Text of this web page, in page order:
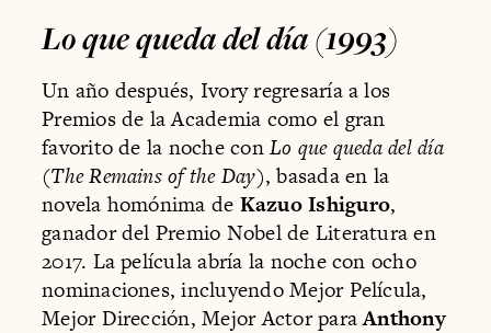
Lo que queda del día (1993)
Un año después, Ivory regresaría a los
Premios de la Academia como el gran
favorito de la noche conLo que queda del día
(The Remains of the Day), basada en la
novela homónima de Kazuo Ishiguro,
ganador del Premio Nobel de Literatura en
2017. La película abría la noche con ocho
nominaciones, incluyendo Mejor Película,
Mejor Dirección, Mejor Actor paraAnthony